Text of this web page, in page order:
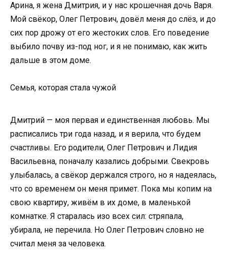
Арина, я жена Дмитрия, и у нас крошечная дочь Варя.
Мой свёкор, Олег Петрович, довёл меня до слёз, и до
сих пор дрожу от его жестоких слов. Его поведение
выбило почву из-под ног, и я не понимаю, как жить
дальше в этом доме.
Семья, которая стала чужой
Дмитрий — моя первая и единственная любовь. Мы
расписались три года назад, и я верила, что будем
счастливы. Его родители, Олег Петрович и Лидия
Васильевна, поначалу казались добрыми. Свекровь
улыбалась, а свёкор держался строго, но я надеялась,
что со временем он меня примет. Пока мы копим на
свою квартиру, живём в их доме, в маленькой
комнатке. Я старалась изо всех сил: стряпала,
убирала, не перечила. Но Олег Петрович словно не
считал меня за человека.